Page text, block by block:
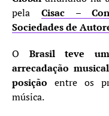
pela Cisac –
Sociedades de
O Brasil teve
arrecadação musical
posição entre os
música.